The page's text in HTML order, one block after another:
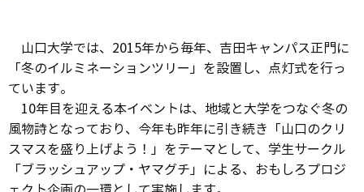
山口大学では、2015年から毎年、吉田キャンパス正門に
「冬のイルミネーションツリー」を設置し、点灯式を行っ
ています。
10年目を迎える本イベントは、地域と大学をつなぐ冬の
風物詩となっており、今年も昨年に引き続き「山口のクリ
スマスを盛り上げよう！」をテーマとして、学生サークル
「ブラッシュアップ・ヤマグチ」による、おもしろプロジ